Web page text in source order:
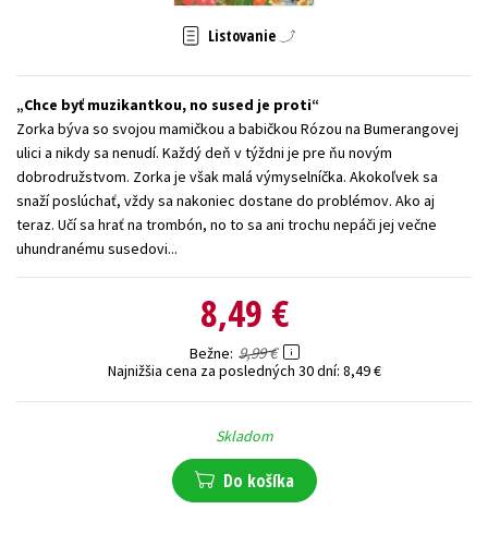
Učebnice
Zdravie a životný štýl
Všetky tituly
Listovanie
Chce byť muzikantkou, no sused je proti
Zorka býva so svojou mamičkou a babičkou Rózou na Bumerangovej
ulici a nikdy sa nenudí. Každý deň v týždni je pre ňu novým
dobrodružstvom. Zorka je však malá výmyselníčka. Akokoľvek sa
snaží poslúchať, vždy sa nakoniec dostane do problémov. Ako aj
teraz. Učí sa hrať na trombón, no to sa ani trochu nepáči jej večne
uhundranému susedovi...
8,49 €
Bežne 9,99 €
Najnižšia cena za posledných 30 dní: 8,49 €
Skladom
Do košíka